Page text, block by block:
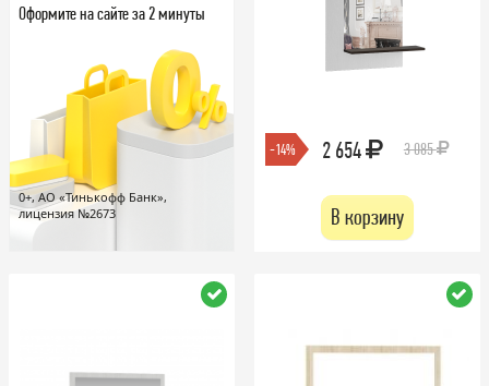
Оформите на сайте за 2 минуты
0+, АО «Тинькофф Банк»,
лицензия №2673
-14% 2 654 3 085
В корзину